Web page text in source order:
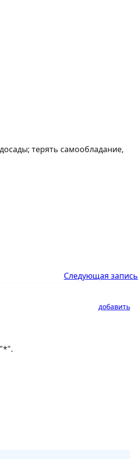
терять самообладание,
Следующая запись
добавить
*".